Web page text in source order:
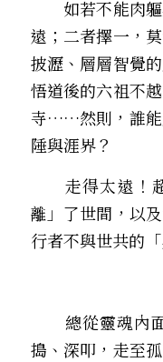
如若不能肉軀
遠；二者擇一，
披瀝、層層智覺
悟道後的六祖不
寺……然則，誰能
陲與涯界？
走得太遠！
離」了世間，以
行者不與世共的
總從靈魂內面
搗、深叩，走至